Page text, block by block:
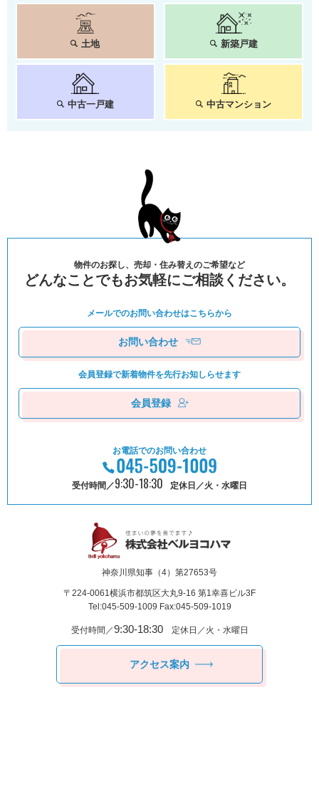
土地 新築戸建
中古一戸建 中古マンション
物件のお探し、売却・住み替えのご希望など
どんなことでもお気軽にご相談ください。
メールでのお問い合わせはこちらから
お問い合わせ
会員登録で新着物件を先⾏お知しらせます
会員登録
お電話でのお問い合わせ
受付時間／9:30-18:30 定休日／火・水曜日
神奈川県知事（4）第27653号
〒224-0061横浜市都筑区⼤丸9-16 第1幸喜ビル3F
Tel:045-509-1009 Fax:045-509-1019
受付時間／9:30-18:30定休日／火・水曜日
アクセス案内